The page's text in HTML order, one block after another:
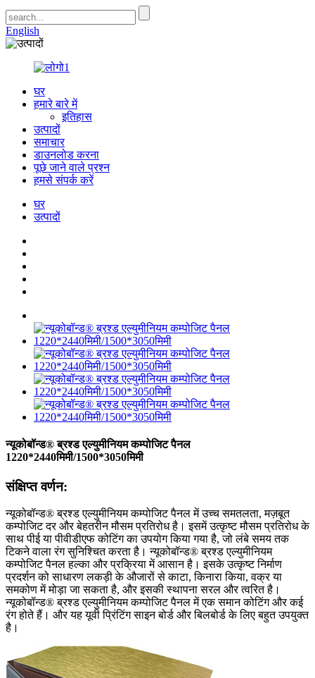
English
घर
हमारे बारे में
इतिहास
उत्पादों
समाचार
डाउनलोड करना
पूछे जाने वाले प्रश्न
हमसे संपर्क करें
घर
उत्पादों
न्यूकोबॉन्ड® ब्रश्ड एल्युमीनियम कम्पोजिट पैनल
1220*2440मिमी/1500*3050मिमी
संक्षिप्त वर्णन:
न्यूकोबॉन्ड® ब्रश्ड एल्युमीनियम कम्पोजिट पैनल में उच्च समतलता, मज़बूत
कम्पोजिट दर और बेहतरीन मौसम प्रतिरोध है। इसमें उत्कृष्ट मौसम प्रतिरोध के
साथ पीई या पीवीडीएफ कोटिंग का उपयोग किया गया है, जो लंबे समय तक
टिकने वाला रंग सुनिश्चित करता है। न्यूकोबॉन्ड® ब्रश्ड एल्युमीनियम
कम्पोजिट पैनल हल्का और प्रक्रिया में आसान है। इसके उत्कृष्ट निर्माण
प्रदर्शन को साधारण लकड़ी के औजारों से काटा, किनारा किया, वक्र या
समकोण में मोड़ा जा सकता है, और इसकी स्थापना सरल और त्वरित है।
न्यूकोबॉन्ड® ब्रश्ड एल्युमीनियम कम्पोजिट पैनल में एक समान कोटिंग और कई
रंग होते हैं। और यह यूवी प्रिंटिंग साइन बोर्ड और बिलबोर्ड के लिए बहुत उपयुक्त
है।